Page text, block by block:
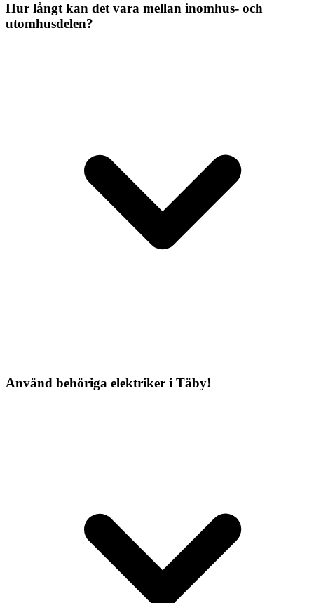
Hur långt kan det vara mellan inomhus- och
utomhusdelen?
Använd behöriga elektriker i Täby!